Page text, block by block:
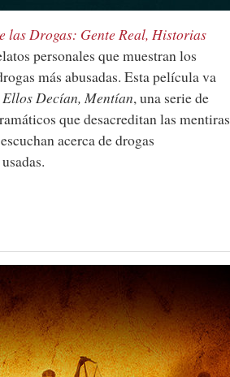
las Drogas: Gente Real, Historias
personales que muestran los
más abusadas. Esta película va
Ellos Decían, Mentían, una serie de
que desacreditan las mentiras
acerca de drogas